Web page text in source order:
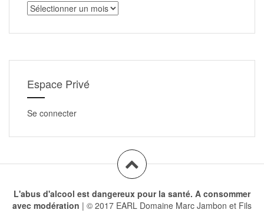
Archives
Espace Privé
Se connecter
L'abus d'alcool est dangereux pour la santé. A consommer
avec modération | © 2017 EARL Domaine Marc Jambon et Fils